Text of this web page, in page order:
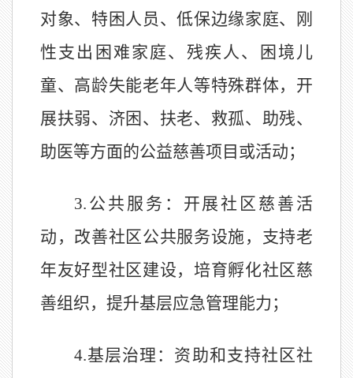
对象、特困人员、低保边缘家庭、刚
性支出困难家庭、残疾人、困境儿
童、高龄失能老年人等特殊群体，开
展扶弱、济困、扶老、救孤、助残、
助医等方面的公益慈善项目或活动；
3. 公共服务： 开展社区慈善活
动，改善社区公共服务设施，支持老
年友好型社区建设，培育孵化社区慈
善组织，提升基层应急管理能力；
4.基层治理： 资助和支持社区社